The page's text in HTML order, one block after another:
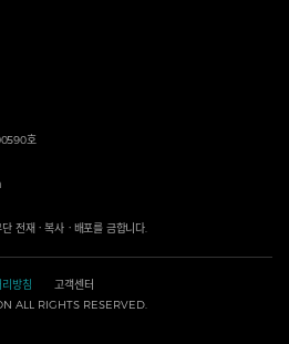
호
전재ㆍ복사ㆍ배포를 금합니다.
방침
고객센터
ALL RIGHTS RESERVED.